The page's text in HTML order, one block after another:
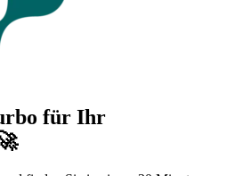
für Ihr